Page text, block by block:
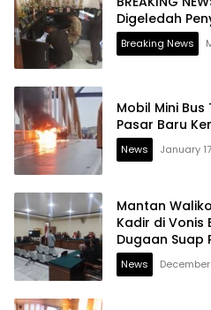
Digeledah
Breaking News
Mobil Mini
Pasar Baru
News January
Mantan
Kadir di Vonis
Dugaan Suap
News